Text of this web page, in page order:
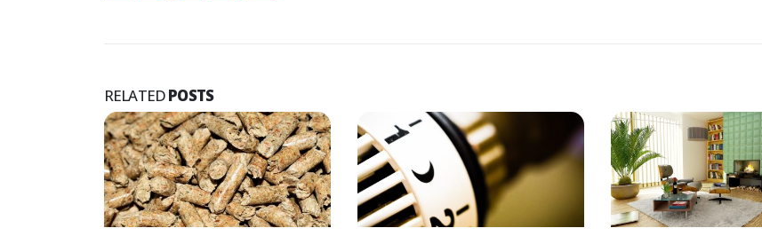
RELATEDPOSTS